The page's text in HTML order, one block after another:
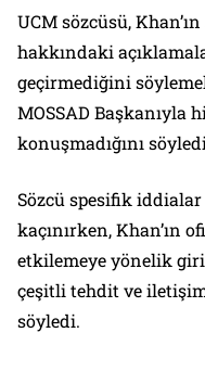
UCM sözcüsü,
hakkındaki
geçirmediğini
MOSSAD Başkanıyla
konuşmadığını
Sözcü spesifik
kaçınırken, Khan’ın
etkilemeye yönelik
çeşitli tehdit ve
söyledi.